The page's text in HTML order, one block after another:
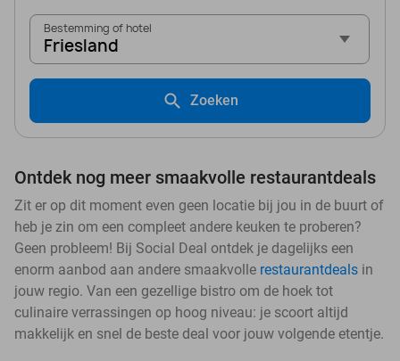
Bestemming of hotel
Friesland
Zoeken
Ontdek nog meer smaakvolle restaurantdeals
Zit er op dit moment even geen locatie bij jou in de buurt of
heb je zin om een compleet andere keuken te proberen?
Geen probleem! Bij Social Deal ontdek je dagelijks een
enorm aanbod aan andere smaakvolle restaurantdeals in
jouw regio. Van een gezellige bistro om de hoek tot
culinaire verrassingen op hoog niveau: je scoort altijd
makkelijk en snel de beste deal voor jouw volgende etentje.